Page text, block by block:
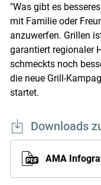
"Was gibt es
mit Familie oder
anzuwerfen. Grillen
garantiert regionaler
schmeckts noch
die neue Grill-
startet.
Downloads
AMA